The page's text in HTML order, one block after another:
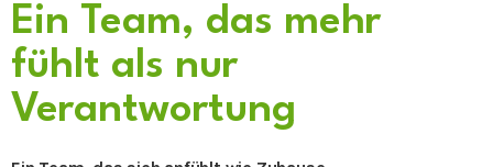
Ein Team, das mehr
fühlt als nur
Verantwortung